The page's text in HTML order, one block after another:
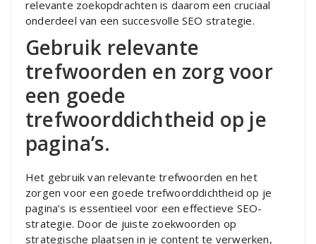
relevante zoekopdrachten is daarom een cruciaal
onderdeel van een succesvolle SEO strategie.
Gebruik relevante
trefwoorden en zorg voor
een goede
trefwoorddichtheid op je
pagina’s.
Het gebruik van relevante trefwoorden en het
zorgen voor een goede trefwoorddichtheid op je
pagina’s is essentieel voor een effectieve SEO-
strategie. Door de juiste zoekwoorden op
strategische plaatsen in je content te verwerken,